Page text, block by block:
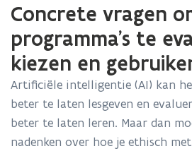
zich
op:
Concrete
vragen
om
AI-
programma's
Concrete vragen
programma's te
kiezen en
Artificiële intelligentie (AI) kan
beter te laten lesgeven en
beter te laten leren. Maar dan
nadenken over hoe je ethisch